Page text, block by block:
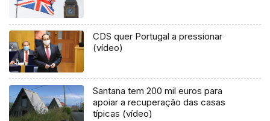
CDS quer Portugal a pressionar
(vídeo)
Santana tem 200 mil euros para
apoiar a recuperação das casas
típicas (vídeo)